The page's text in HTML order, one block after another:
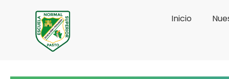
contenido
Inicio